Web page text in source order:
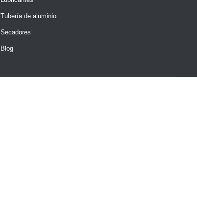
Tubería de aluminio
Secadores
Blog